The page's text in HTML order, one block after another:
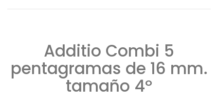
Additio Combi 5
pentagramas de 16 mm.
tamaño 4º